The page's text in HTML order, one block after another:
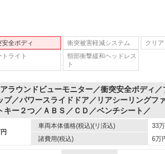
安全ボディ 衝突被害軽減システム
クリ
トライト
頸部衝撃緩和ヘッドレス
ト
ラウンドビューモニター／衝突安全ボディ／
プ／パワースライドドア／リアシーリングフ
キー２つ／ＡＢＳ／ＣＤ／ベンチシート／
車両本体価格(税込)(リ済込) 33
諸費用(税込) 6万